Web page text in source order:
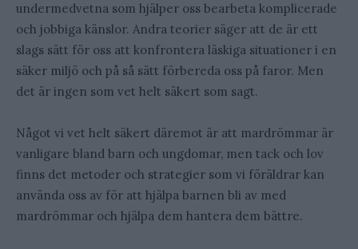
undermedvetna som hjälper oss bearbeta komplicerade
och jobbiga känslor. Andra teorier säger att de är ett
slags sätt för oss att konfrontera läskiga situationer i en
säker miljö och på så sätt förbereda oss på faror. Men
det är ingen som vet helt säkert som sagt.
Något vi vet helt säkert däremot är att mardrömmar är
vanligare bland barn och ungdomar, men tack och lov
finns det metoder och strategier som vi föräldrar kan
använda oss av för att hjälpa barnen bli av med
mardrömmar och hjälpa dem hantera dem bättre.